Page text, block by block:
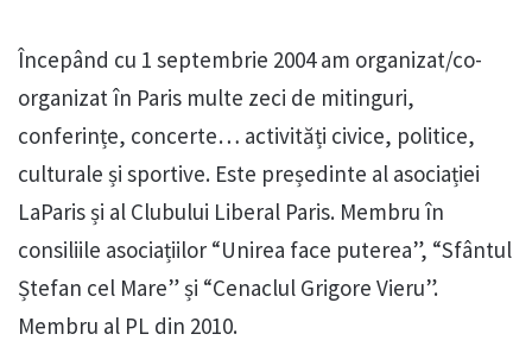
Începând cu 1 septembrie 2004 am organizat/co-
organizat în Paris multe zeci de mitinguri,
conferințe, concerte… activități civice, politice,
culturale și sportive. Este președinte al asociației
LaParis și al Clubului Liberal Paris. Membru în
consiliile asociațiilor “Unirea face puterea”, “Sfântul
Ștefan cel Mare” și “Cenaclul Grigore Vieru”.
Membru al PL din 2010.